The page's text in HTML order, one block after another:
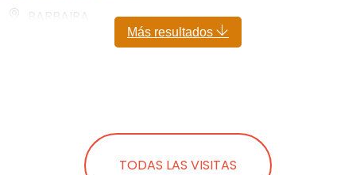
Más resultados
TODAS LAS VISITAS